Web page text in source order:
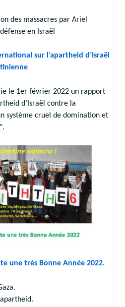
des massacres par Ariel
en Israël
sur l’apartheid d’Israël
le 1er février 2022 un rapport
d’Israël contre la
système cruel de domination et
une très Bonne Année 2022.